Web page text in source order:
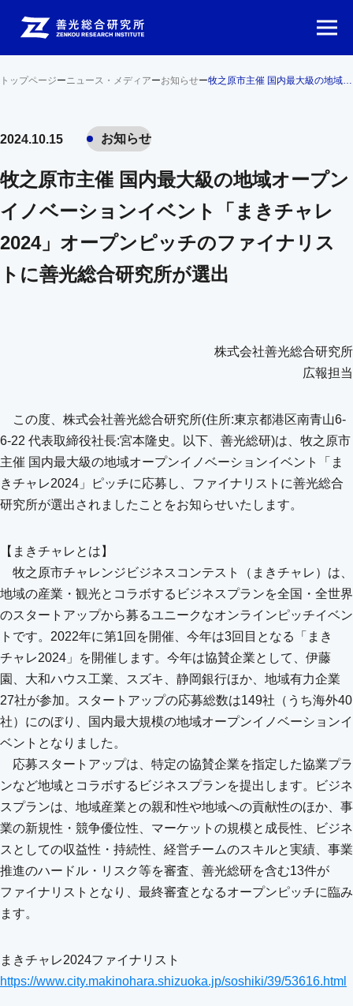
トップページーニュース・メディアーお知らせー 牧之原市主催 国内最大級の地域オープンイノベーションイベント「まきチャレ2024」オープンピッチのファイナリストに善光総合研究所が選出
2024.10.15 お知らせ
牧之原市主催 国内最大級の地域オープン
イノベーションイベント「まきチャレ
2024」オープンピッチのファイナリス
トに善光総合研究所が選出
株式会社善光総合研究所
広報担当
この度、株式会社善光総合研究所(住所:東京都港区南青山6-
6-22 代表取締役社長:宮本隆史。以下、善光総研)は、牧之原市
主催 国内最大級の地域オープンイノベーションイベント「ま
きチャレ2024」ピッチに応募し、ファイナリストに善光総合
研究所が選出されましたことをお知らせいたします。
【まきチャレとは】
牧之原市チャレンジビジネスコンテスト（まきチャレ）は、
地域の産業・観光とコラボするビジネスプランを全国・全世界
のスタートアップから募るユニークなオンラインピッチイベン
トです。2022年に第1回を開催、今年は3回目となる「まき
チャレ2024」を開催します。今年は協賛企業として、伊藤
園、大和ハウス工業、スズキ、静岡銀行ほか、地域有力企業
27社が参加。スタートアップの応募総数は149社（うち海外40
社）にのぼり、国内最大規模の地域オープンイノベーションイ
ベントとなりました。
応募スタートアップは、特定の協賛企業を指定した協業プラ
ンなど地域とコラボするビジネスプランを提出します。ビジネ
スプランは、地域産業との親和性や地域への貢献性のほか、事
業の新規性・競争優位性、マーケットの規模と成長性、ビジネ
スとしての収益性・持続性、経営チームのスキルと実績、事業
推進のハードル・リスク等を審査、善光総研を含む13件が
ファイナリストとなり、最終審査となるオープンピッチに臨み
ます。
まきチャレ2024ファイナリスト
https://www.city.makinohara.shizuoka.jp/soshiki/39/53616.html